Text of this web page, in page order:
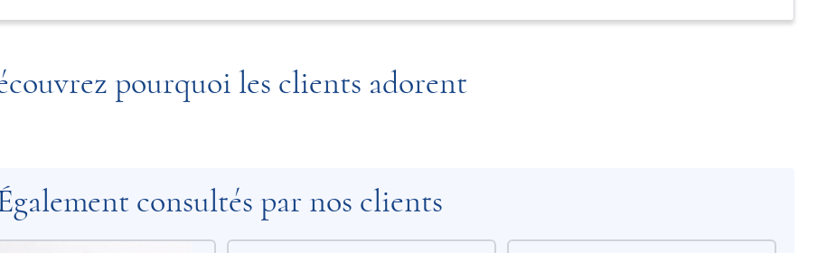
pourquoi les clients adorent
consultés par nos clients